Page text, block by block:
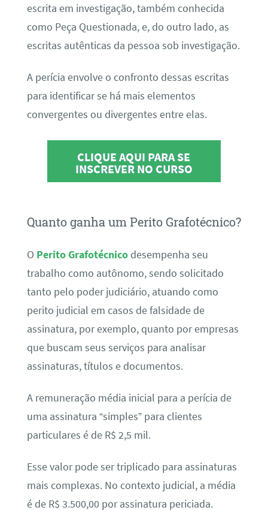
escrita em investigação, também conhecida
como Peça Questionada, e, do outro lado, as
escritas autênticas da pessoa sob investigação.
A perícia envolve o confronto dessas escritas
para identificar se há mais elementos
convergentes ou divergentes entre elas.
CLIQUE AQUI PARA SE
INSCREVER NO CURSO
Quanto ganha um Perito Grafotécnico?
O Perito Grafotécnicodesempenha seu
trabalho como autônomo, sendo solicitado
tanto pelo poder judiciário, atuando como
perito judicial em casos de falsidade de
assinatura, por exemplo, quanto por empresas
que buscam seus serviços para analisar
assinaturas, títulos e documentos.
A remuneração média inicial para a perícia de
uma assinatura “simples” para clientes
particulares é de R$ 2,5 mil.
Esse valor pode ser triplicado para assinaturas
mais complexas. No contexto judicial, a média
é de R$ 3.500,00 por assinatura periciada.